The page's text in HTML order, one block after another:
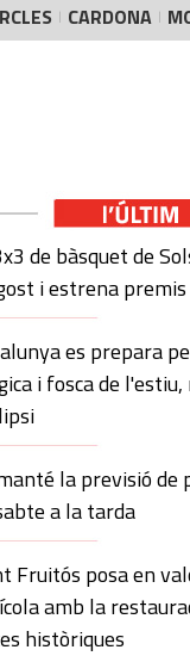
CARDONA
de bàsquet de
i estrena
es prepara
i fosca de
la previsió de
a la tarda
Fruitós posa en
amb la
històriques